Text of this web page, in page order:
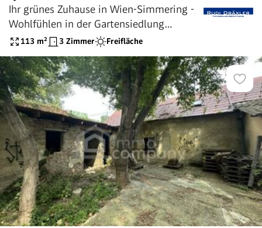
Ihr grünes Zuhause in Wien-Simmering -
Wohlfühlen in der Gartensiedlung
Neugebäude
113 m² 3 Zimmer Freifläche